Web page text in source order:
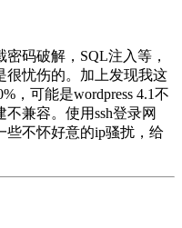
码破解，SQL注入等，
很忧伤的。加上发现我这
，可能是wordpress 4.1不
兼容。使用ssh登录网
些不怀好意的ip骚扰，给